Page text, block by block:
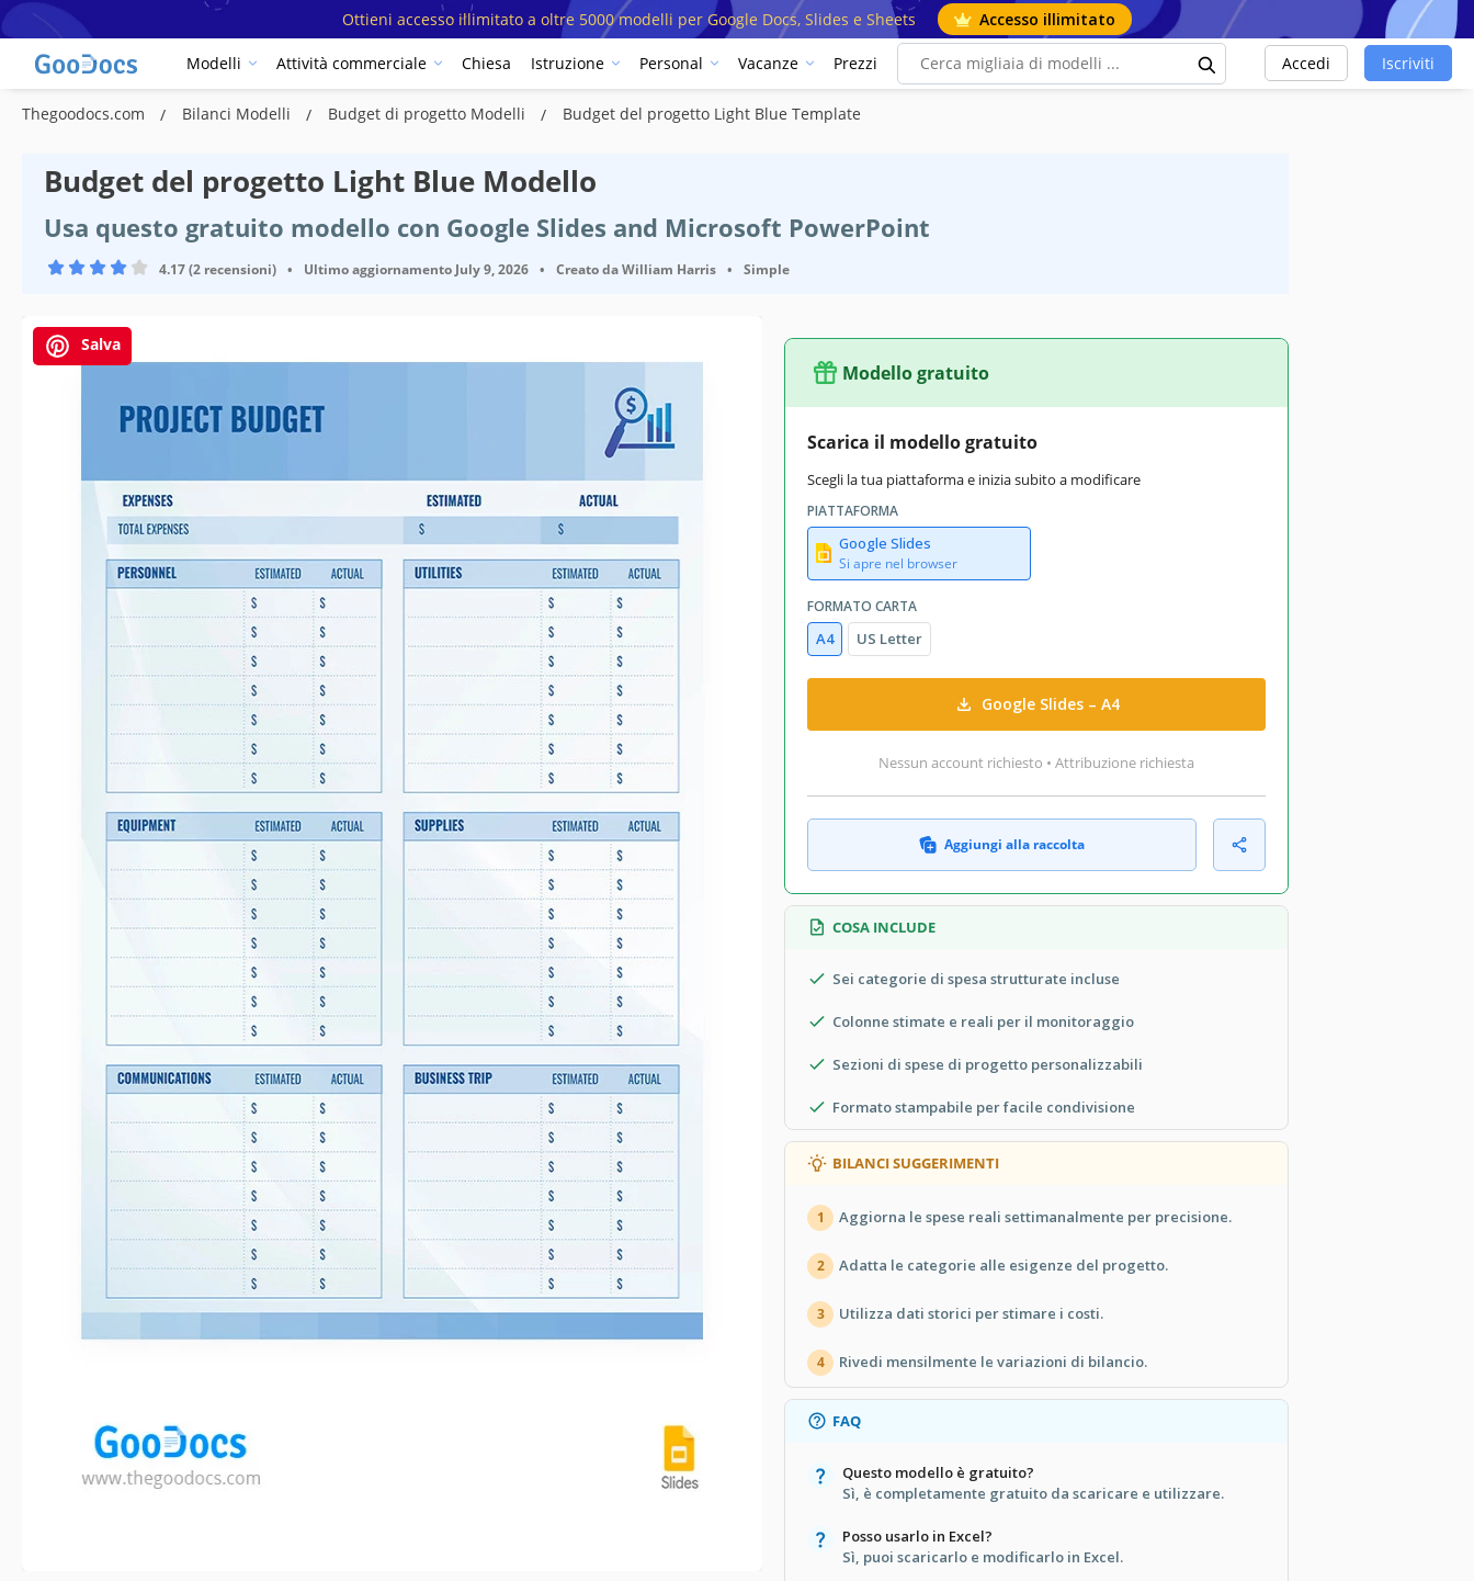
Ottieni accesso illimitato a oltre 5000 modelli per Google Docs, Slides e Sheets Accesso illimitato
Modelli Attività commerciale Chiesa Istruzione Personal Vacanze Prezzi Accedi Iscriviti
Thegoodocs.com Bilanci Modelli Budget di progetto Modelli Budget del progetto Light Blue Template
Budget del progetto Light Blue Modello
Usa questo gratuito modello con Google Slides and Microsoft PowerPoint
4.17 (2 recensioni) • Ultimo aggiornamento July 9, 2026 • Creato daWilliam Harris • Simple
Salva
Modello gratuito
Scarica il modello gratuito
Scegli la tua piattaforma e inizia subito a modificare
PIATTAFORMA
Google Slides
Si apre nel browser
FORMATO CARTA
A4 US Letter
Google Slides – A4
Nessun account richiesto • Attribuzione richiesta
Aggiungi alla raccolta
COSA INCLUDE
Sei categorie di spesa strutturate incluse
Colonne stimate e reali per il monitoraggio
Sezioni di spese di progetto personalizzabili
Formato stampabile per facile condivisione
BILANCI SUGGERIMENTI
1 Aggiorna le spese reali settimanalmente per precisione.
2 Adatta le categorie alle esigenze del progetto.
3 Utilizza dati storici per stimare i costi.
4 Rivedi mensilmente le variazioni di bilancio.
FAQ
Questo modello è gratuito?
Sì, è completamente gratuito da scaricare e utilizzare.
Posso usarlo in Excel?
Sì, puoi scaricarlo e modificarlo in Excel.